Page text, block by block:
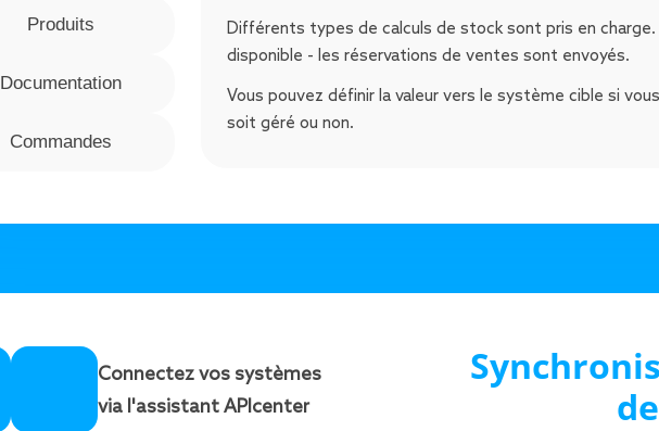
Produits
Documentation
Commandes
Différents types de calculs de stock sont pris en
disponible - les réservations de ventes sont envoyés.
Vous pouvez définir la valeur vers le système cible si
soit géré ou non.
Connectez vos systèmes
via l'assistant APIcenter